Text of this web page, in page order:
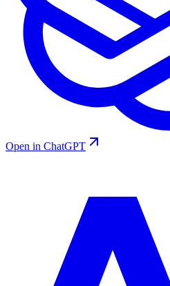
Open in ChatGPT